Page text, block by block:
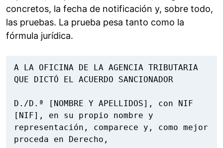
concretos, la fecha de notificación y, sobre todo,
las pruebas. La prueba pesa tanto como la
fórmula jurídica.
A LA OFICINA DE LA AGENCIA TRIBUTARIA
QUE DICTÓ EL ACUERDO SANCIONADOR
D./D.ª [NOMBRE Y APELLIDOS], con NIF
[NIF], en su propio nombre y
representación, comparece y, como mejor
proceda en Derecho,